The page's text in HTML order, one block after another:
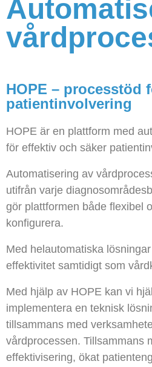
HOPE – processtöd
patientinvolvering
HOPE är en plattform med
för effektiv och säker
Automatisering av
utifrån varje
gör plattformen både flexibel
konfigurera.
Med helautomatiska
effektivitet samtidigt som
Med hjälp av HOPE kan vi
implementera en teknisk
tillsammans med
vårdprocessen. Tillsammans
effektivisering, ökat